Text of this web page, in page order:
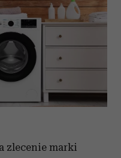
zlecenie marki